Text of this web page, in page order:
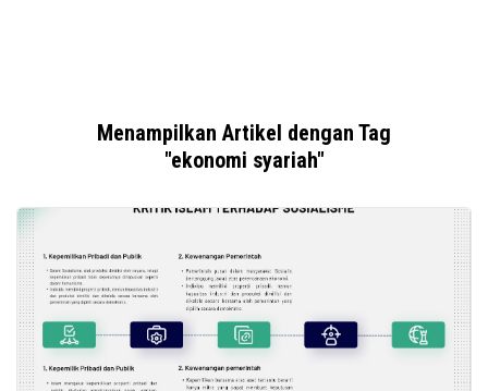
Menampilkan Artikel dengan Tag
"ekonomi syariah"